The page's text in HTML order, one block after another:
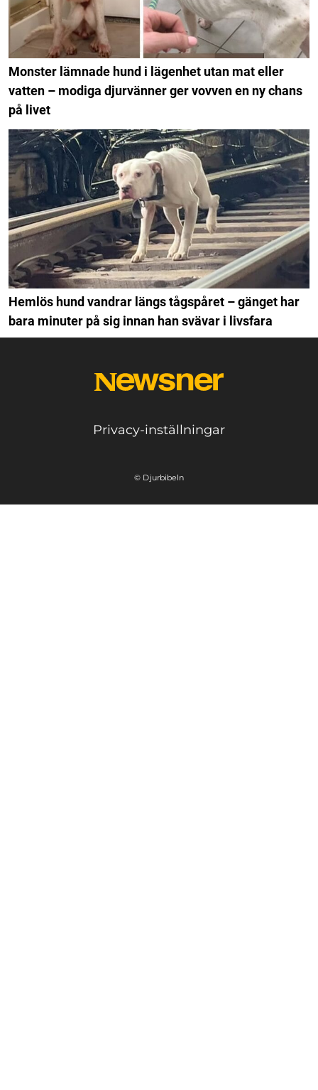
Monster lämnade hund i lägenhet utan mat eller
vatten – modiga djurvänner ger vovven en ny chans
på livet
Hemlös hund vandrar längs tågspåret – gänget har
bara minuter på sig innan han svävar i livsfara
Privacy-inställningar
© Djurbibeln